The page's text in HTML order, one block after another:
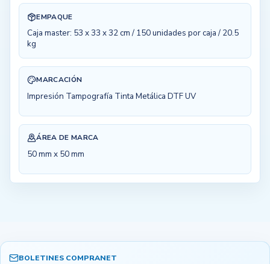
EMPAQUE
Caja master: 53 x 33 x 32 cm / 150 unidades por caja / 20.5
kg
MARCACIÓN
Impresión Tampografía Tinta Metálica DTF UV
ÁREA DE MARCA
50 mm x 50 mm
BOLETINES COMPRANET